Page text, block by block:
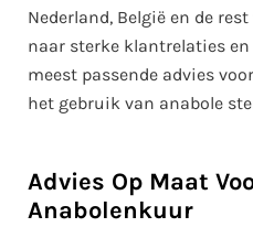
Nederland, België en de
naar sterke klantrelaties
meest passende advies
het gebruik van anabole
Advies Op Maat
Anabolenkuur